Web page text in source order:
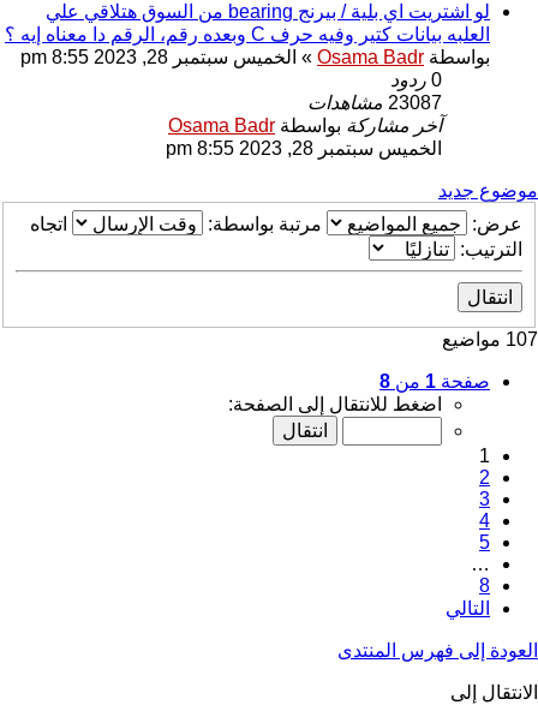
لو اشتريت اي بلية / بيرنج bearing من السوق هتلاقي علي
العلبه بيانات كتير وفيه حرف C وبعده رقم، الرقم دا معناه إيه ؟
بواسطة Osama Badr
» الخميس سبتمبر 28, 2023 8:55 pm
0 ردود
23087 مشاهدات
آخر مشاركة بواسطة Osama Badr
الخميس سبتمبر 28, 2023 8:55 pm
موضوع جديد
عرض:
مرتبة بواسطة:
اتجاه
الترتيب:
107 مواضيع
صفحة 1 من 8
اضغط للانتقال إلى الصفحة:
1
2
3
4
5
…
8
التالي
العودة إلى فهرس المنتدى
الانتقال إلى